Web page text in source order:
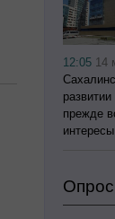
12:05 14
прежде
Опрос